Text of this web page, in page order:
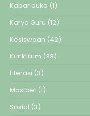
Kabar duka (1)
Karya Guru (12)
Kesiswaan (42)
Kurikulum (33)
Literasi (3)
Mostbet (1)
Sosial (3)